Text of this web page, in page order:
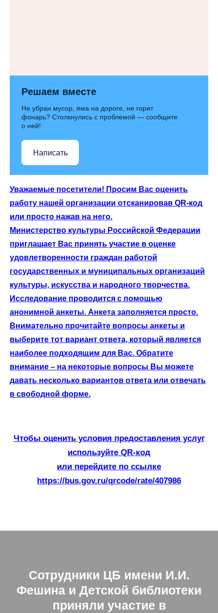
Решаем вместе
Не убран мусор, яма на дороге, не горит
фонарь? Столкнулись с проблемой — сообщите
о ней!
Написать
Уважаемые посетители! Просим Вас оценить
работу нашей организации отсканировав QR-код
или просто нажав на него.
Министерство культуры Российской Федерации
приглашает Вас принять участие в оценке
удовлетворенности граждан работой
государственных и муниципальных организаций
культуры, искусства и народного творчества.
Исследование проводится с помощью
анонимной анкеты. Анкета заполняется просто.
Внимательно прочитайте вопросы анкеты и
выберите тот вариант ответа, который является
наиболее подходящим для Вас. Обратите
внимание – на некоторые вопросы Вы можете
давать несколько вариантов ответа или отвечать
в свободной форме.
Чтобы оценить условия предоставления услуг
используйте QR-код
или перейдите по ссылке
https://bus.gov.ru/qrcode/rate/407986
Сотрудники ЦБ имени И.И.
Фешина и Детской библиотеки
приняли участие в